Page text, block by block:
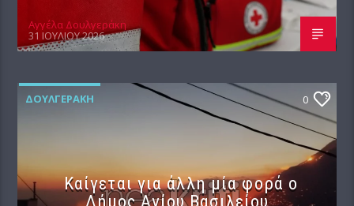
Αγγέλα Δουλγεράκη
31 ΙΟΥΛΊΟΥ 2026
ΔΟΥΛΓΕΡΆΚΗ 0
Καίγεται για άλλη μία φορά ο
Δήμος Αγίου Βασιλείου